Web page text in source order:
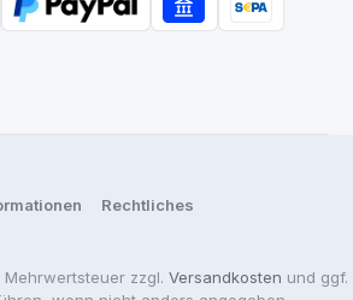
Rechtliches
Mehrwertsteuer zzgl. Versandkosten und ggf.